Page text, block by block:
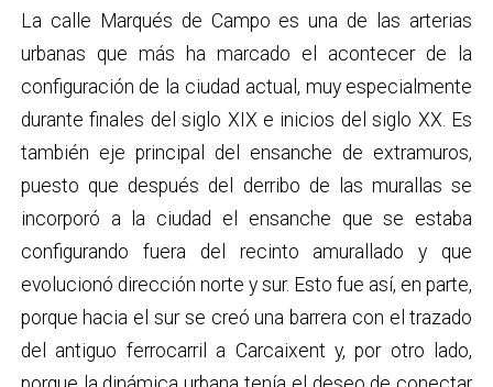
La calle Marqués de Campo es una de las arterias
urbanas que más ha marcado el acontecer de la
configuración de la ciudad actual, muy especialmente
durante finales del siglo XIX e inicios del siglo XX. Es
también eje principal del ensanche de extramuros,
puesto que después del derribo de las murallas se
incorporó a la ciudad el ensanche que se estaba
configurando fuera del recinto amurallado y que
evolucionó dirección norte y sur. Esto fue así, en parte,
porque hacia el sur se creó una barrera con el trazado
del antiguo ferrocarril a Carcaixent y, por otro lado,